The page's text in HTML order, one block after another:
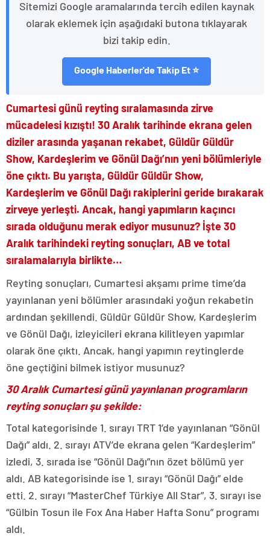
Sitemizi Google aramalarında tercih edilen kaynak
olarak eklemek için aşağıdaki butona tıklayarak
bizi takip edin.
Google Haberler'de Takip Et ⭐
Cumartesi günü reyting sıralamasında zirve
mücadelesi kızıştı! 30 Aralık tarihinde ekrana gelen
diziler arasında yaşanan rekabet, Güldür Güldür
Show, Kardeşlerim ve Gönül Dağı’nın yeni bölümleriyle
öne çıktı. Bu yarışta, Güldür Güldür Show,
Kardeşlerim ve Gönül Dağı rakiplerini geride bırakarak
zirveye yerleşti. Ancak, hangi yapımların kaçıncı
sırada olduğunu merak ediyor musunuz? İşte 30
Aralık tarihindeki reyting sonuçları, AB ve total
sıralamalarıyla birlikte…
Reyting sonuçları, Cumartesi akşamı prime time’da
yayınlanan yeni bölümler arasındaki yoğun rekabetin
ardından şekillendi. Güldür Güldür Show, Kardeşlerim
ve Gönül Dağı, izleyicileri ekrana kilitleyen yapımlar
olarak öne çıktı. Ancak, hangi yapımın reytinglerde
öne geçtiğini bilmek istiyor musunuz?
30 Aralık Cumartesi günü yayınlanan programların
reyting sonuçları şu şekilde:
Total kategorisinde 1. sırayı TRT 1’de yayınlanan “Gönül
Dağı” aldı. 2. sırayı ATV’de ekrana gelen “Kardeşlerim”
izledi, 3. sırada ise “Gönül Dağı”nın özet bölümü yer
aldı. AB kategorisinde ise 1. sırayı “Gönül Dağı” elde
etti. 2. sırayı “MasterChef Türkiye All Star”, 3. sırayı ise
“Gülbin Tosun ile Fox Ana Haber Hafta Sonu” programı
aldı.